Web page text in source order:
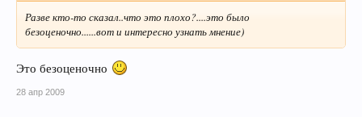
Разве кто-то сказал..что это плохо?....это было
безоценочно......вот и интересно узнать мнение)
Это безоценочно
28 апр 2009